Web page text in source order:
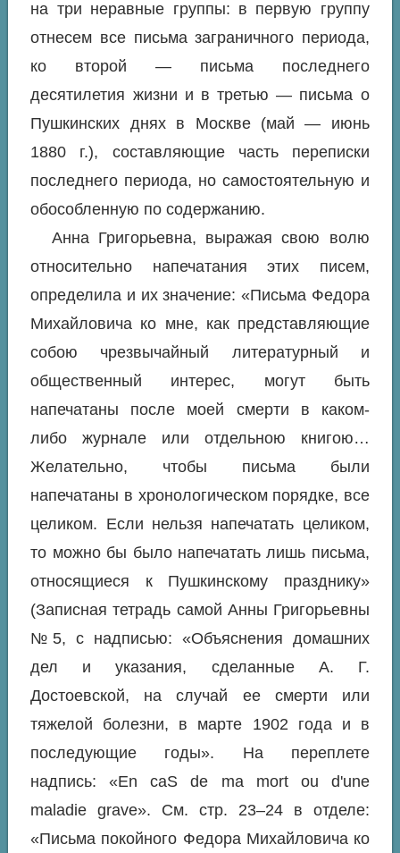
на три неравные группы: в первую группу
отнесем все письма заграничного периода,
ко второй — письма последнего
десятилетия жизни и в третью — письма о
Пушкинских днях в Москве (май — июнь
1880 г.), составляющие часть переписки
последнего периода, но самостоятельную и
обособленную по содержанию.
Анна Григорьевна, выражая свою волю
относительно напечатания этих писем,
определила и их значение: «Письма Федора
Михайловича ко мне, как представляющие
собою чрезвычайный литературный и
общественный интерес, могут быть
напечатаны после моей смерти в каком-
либо журнале или отдельною книгою…
Желательно, чтобы письма были
напечатаны в хронологическом порядке, все
целиком. Если нельзя напечатать целиком,
то можно бы было напечатать лишь письма,
относящиеся к Пушкинскому празднику»
(Записная тетрадь самой Анны Григорьевны
№5, с надписью: «Объяснения домашних
дел и указания, сделанные А. Г.
Достоевской, на случай ее смерти или
тяжелой болезни, в марте 1902 года и в
последующие годы». На переплете
надпись: «En саS de ma mort ou d'une
maladie grave». См. стр. 23–24 в отделе:
«Письма покойного Федора Михайловича ко